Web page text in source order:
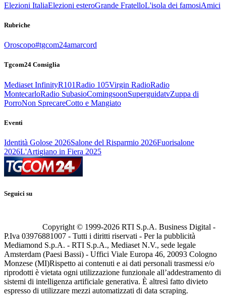
Elezioni ItaliaElezioni esteroGrande FratelloL'isola dei famosiAmici
Rubriche
Oroscopo#tgcom24amarcord
Tgcom24 Consiglia
Mediaset InfinityR101Radio 105Virgin RadioRadio
MontecarloRadio SubasioComingsoonSuperguidatvZuppa di
PorroNon SprecareCotto e Mangiato
Eventi
Identità Golose 2026Salone del Risparmio 2026Fuorisalone
2026L'Artigiano in Fiera 2025
Seguici su
Copyright © 1999-2026 RTI S.p.A. Business Digital -
P.Iva 03976881007 - Tutti i diritti riservati - Per la pubblicità
Mediamond S.p.A. - RTI S.p.A., Mediaset N.V., sede legale
Amsterdam (Paesi Bassi) - Uffici Viale Europa 46, 20093 Cologno
Monzese (MI)Rispetto ai contenuti e ai dati personali trasmessi e/o
riprodotti è vietata ogni utilizzazione funzionale all’addestramento di
sistemi di intelligenza artificiale generativa. È altresì fatto divieto
espresso di utilizzare mezzi automatizzati di data scraping.